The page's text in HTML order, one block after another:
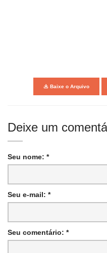
Baixe o Arquivo
Deixe um
Seu nome: *
Seu e-mail: *
Seu comentário: *